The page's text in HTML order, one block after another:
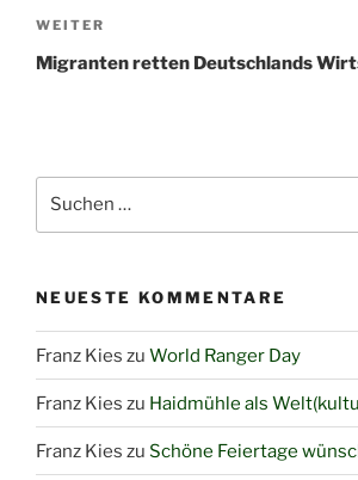
Nächster
Beitrag
WEITER
Migranten retten Deutschlands
nach:
NEUESTE KOMMENTARE
Franz Kies zu World Ranger Day
Franz Kies zu Haidmühle als
Franz Kies zu Schöne Feiertage